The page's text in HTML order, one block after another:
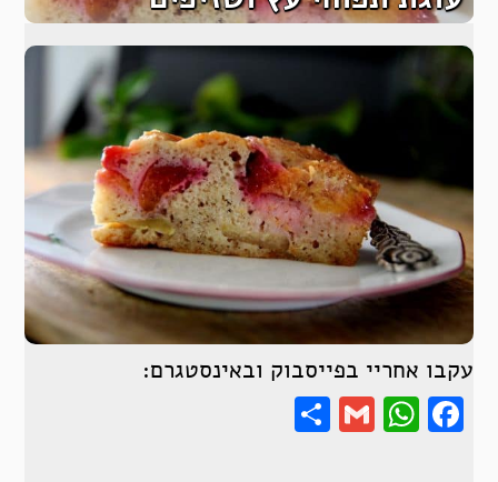
עקבו אחריי בפייסבוק ובאינסטגרם:
Facebook
WhatsApp
Gmail